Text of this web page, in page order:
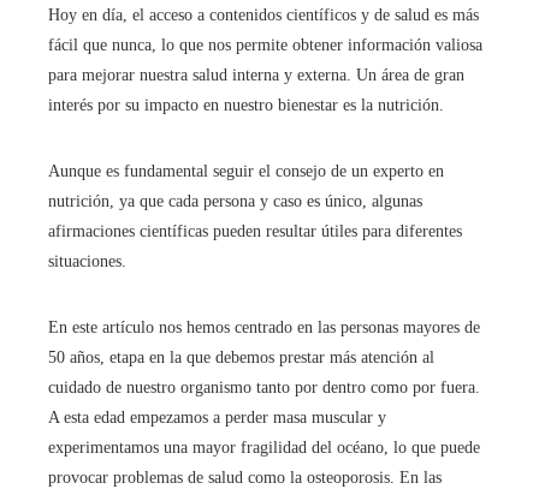
Hoy en día, el acceso a contenidos científicos y de salud es más
fácil que nunca, lo que nos permite obtener información valiosa
para mejorar nuestra salud interna y externa. Un área de gran
interés por su impacto en nuestro bienestar es la nutrición.
Aunque es fundamental seguir el consejo de un experto en
nutrición, ya que cada persona y caso es único, algunas
afirmaciones científicas pueden resultar útiles para diferentes
situaciones.
En este artículo nos hemos centrado en las personas mayores de
50 años, etapa en la que debemos prestar más atención al
cuidado de nuestro organismo tanto por dentro como por fuera.
A esta edad empezamos a perder masa muscular y
experimentamos una mayor fragilidad del océano, lo que puede
provocar problemas de salud como la osteoporosis. En las